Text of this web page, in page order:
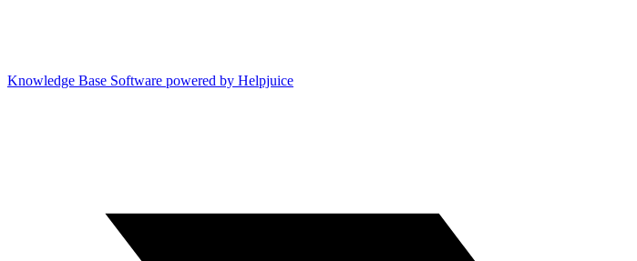
Knowledge Base Software powered by Helpjuice